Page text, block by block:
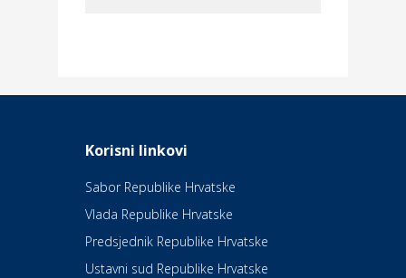
Daruvarske toplice – ljekovita
Kultura i edukacija
Kazalište Kerempuh
Korisni linkovi
Sabor Republike Hrvatske
Vlada Republike Hrvatske
Predsjednik Republike Hrvatske
Ustavni sud Republike Hrvatske